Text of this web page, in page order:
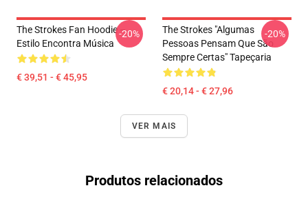
The Strokes Fan Hoodie –
Estilo Encontra Música
€ 39,51 - € 45,95
-20%
The Strokes "Algumas
Pessoas Pensam Que São
Sempre Certas" Tapeçaria
€ 20,14 - € 27,96
-20%
VER MAIS
Produtos relacionados